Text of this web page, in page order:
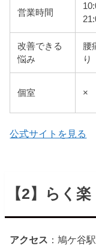
営業時間
改善できる
悩み
腰
り
個室 ×
公式サイトを見る
【2】らく
アクセス ：鳩ケ谷